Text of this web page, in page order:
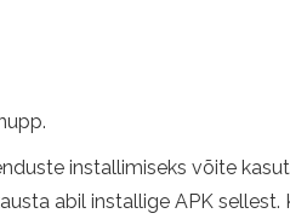
installimiseks võite
abil installige APK